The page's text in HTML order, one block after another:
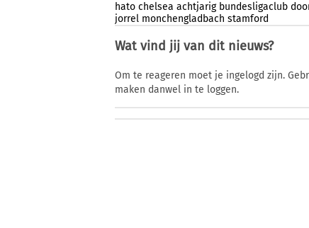
hato chelsea achtjarig bundesligaclub
jorrel monchengladbach stamford
Wat vind jij van dit nieuws?
Om te reageren moet je ingelogd zijn.
maken danwel in te loggen.